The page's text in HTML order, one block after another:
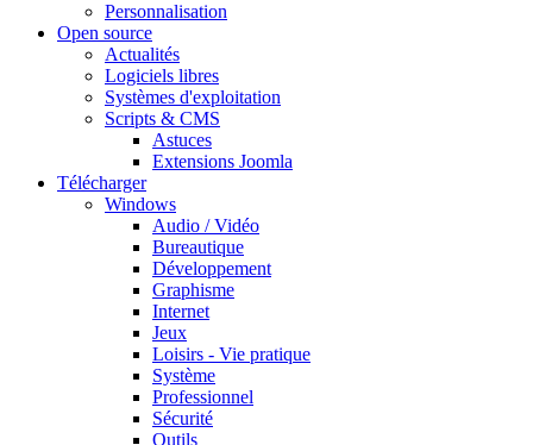
Personnalisation
Open source
Actualités
Logiciels libres
Systèmes d'exploitation
Scripts & CMS
Astuces
Extensions Joomla
Télécharger
Windows
Audio / Vidéo
Bureautique
Développement
Graphisme
Internet
Jeux
Loisirs - Vie pratique
Système
Professionnel
Sécurité
Outils